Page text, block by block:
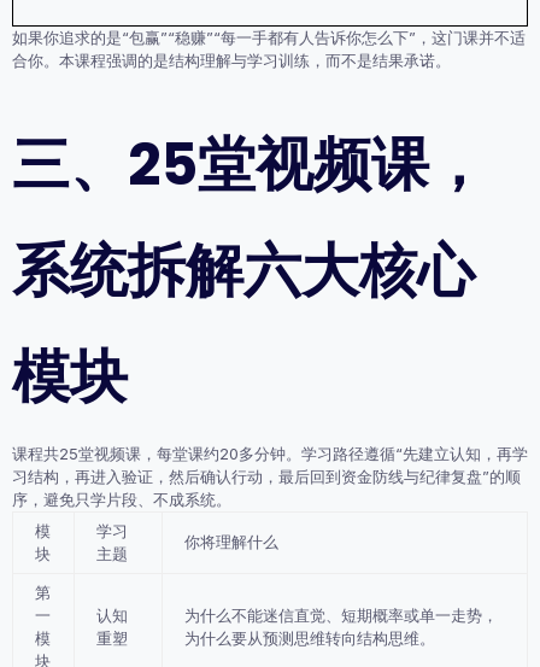
如果你追求的是“包赢”“稳赚”“每一手都有人告诉你怎么下”，这门课并不适
合你。本课程强调的是结构理解与学习训练 ，而不是结果承诺。
三、25堂视频课，
系统拆解六大核心
模块
课程共25堂视频课，每堂课约20多分钟。学习路径遵循“先建立认知，再学
习结构，再进入验证，然后确认行动，最后回到资金防线与纪律复盘”的顺
序，避免只学片段、不成系统。
模
块
学习
主题
你将理解什么
第
一
模
块
认知
重塑
为什么不能迷信直觉、短期概率或单一走势，
为什么要从预测思维转向结构思维。